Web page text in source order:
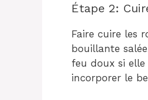
Étape 2:
Faire cuire les
bouillante
feu doux si
incorporer le